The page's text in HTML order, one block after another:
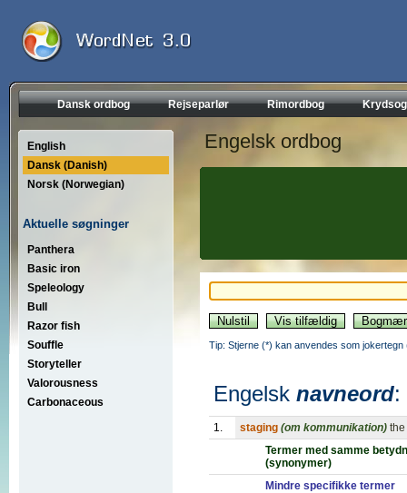
Dansk ordbog Rejseparlør Rimordbog
English
Dansk (Danish)
Norsk (Norwegian)
Aktuelle søgninger
Panthera
Basic iron
Speleology
Bull
Razor fish
Souffle
Storyteller
Valorousness
Carbonaceous
Engelsk ordbog
Tip: Stjerne (*) kan anvendes som
Engelsk navneord:
1. staging (om kommunikation)
Termer med samme
(synonymer)
Mindre specifikke termer